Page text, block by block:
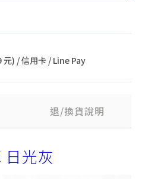
) / 信用卡 / Line Pay
退/換貨說明
日光灰